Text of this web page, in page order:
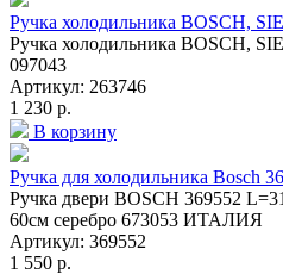
Ручка холодильника BOSCH,
Ручка холодильника BOSCH,
097043
Артикул: 263746
1 230 р.
В корзину
Ручка для холодильника Bosch
Ручка двери BOSCH 369552
60см серебро 673053 ИТАЛИЯ
Артикул: 369552
1 550 р.